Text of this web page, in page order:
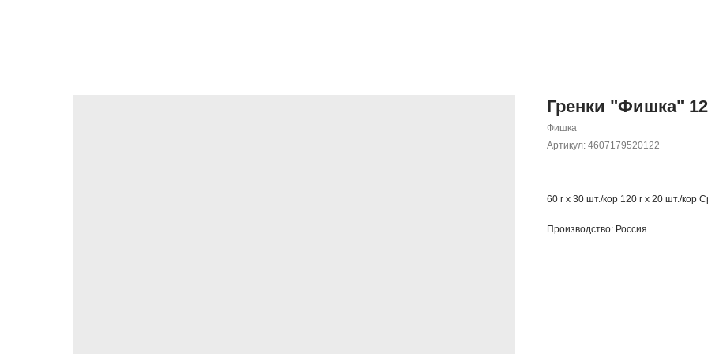
Гренки "Фишка"
Фишка
Артикул: 4607179520122
60 г х 30 шт./кор 120 г х 20 шт./кор
Производство: Россия